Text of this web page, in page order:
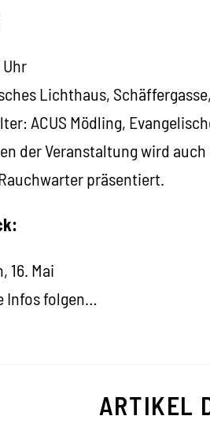
Uhr
Lichthaus,
ACUS Mödling,
der Veranstaltung wird auch
präsentiert.
16. Mai
Infos folgen…
ARTIKEL